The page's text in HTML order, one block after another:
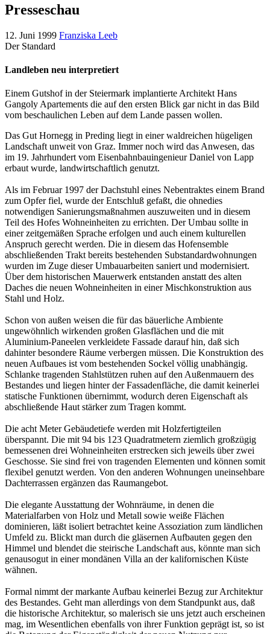
Presseschau
12. Juni 1999 Franziska Leeb
Der Standard
Landleben neu interpretiert
Einem Gutshof in der Steiermark implantierte Architekt Hans
Gangoly Apartements die auf den ersten Blick gar nicht in das Bild
vom beschaulichen Leben auf dem Lande passen wollen.
Das Gut Hornegg in Preding liegt in einer waldreichen hügeligen
Landschaft unweit von Graz. Immer noch wird das Anwesen, das
im 19. Jahrhundert vom Eisenbahnbauingenieur Daniel von Lapp
erbaut wurde, landwirtschaftlich genutzt.
Als im Februar 1997 der Dachstuhl eines Nebentraktes einem Brand
zum Opfer fiel, wurde der Entschluß gefaßt, die ohnedies
notwendigen Sanierungsmaßnahmen auszuweiten und in diesem
Teil des Hofes Wohneinheiten zu errichten. Der Umbau sollte in
einer zeitgemäßen Sprache erfolgen und auch einem kulturellen
Anspruch gerecht werden. Die in diesem das Hofensemble
abschließenden Trakt bereits bestehenden Substandardwohnungen
wurden im Zuge dieser Umbauarbeiten saniert und modernisiert.
Über dem historischen Mauerwerk entstanden anstatt des alten
Daches die neuen Wohneinheiten in einer Mischkonstruktion aus
Stahl und Holz.
Schon von außen weisen die für das bäuerliche Ambiente
ungewöhnlich wirkenden großen Glasflächen und die mit
Aluminium-Paneelen verkleidete Fassade darauf hin, daß sich
dahinter besondere Räume verbergen müssen. Die Konstruktion des
neuen Aufbaues ist vom bestehenden Sockel völlig unabhängig.
Schlanke tragenden Stahlstützen ruhen auf den Außenmauern des
Bestandes und liegen hinter der Fassadenfläche, die damit keinerlei
statische Funktionen übernimmt, wodurch deren Eigenschaft als
abschließende Haut stärker zum Tragen kommt.
Die acht Meter Gebäudetiefe werden mit Holzfertigteilen
überspannt. Die mit 94 bis 123 Quadratmetern ziemlich großzügig
bemessenen drei Wohneinheiten erstrecken sich jeweils über zwei
Geschosse. Sie sind frei von tragenden Elementen und können somit
flexibel genutzt werden. Von den anderen Wohnungen uneinsehbare
Dachterrassen ergänzen das Raumangebot.
Die elegante Ausstattung der Wohnräume, in denen die
Materialfarben von Holz und Metall sowie weiße Flächen
dominieren, läßt isoliert betrachtet keine Assoziation zum ländlichen
Umfeld zu. Blickt man durch die gläsernen Aufbauten gegen den
Himmel und blendet die steirische Landschaft aus, könnte man sich
genausogut in einer mondänen Villa an der kalifornischen Küste
wähnen.
Formal nimmt der markante Aufbau keinerlei Bezug zur Architektur
des Bestandes. Geht man allerdings von dem Standpunkt aus, daß
die historische Architektur, so malerisch sie uns jetzt auch erscheinen
mag, im Wesentlichen ebenfalls von ihrer Funktion geprägt ist, so ist